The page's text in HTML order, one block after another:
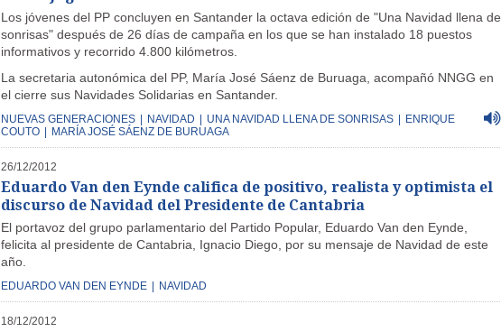
Los jóvenes del PP concluyen en Santander la octava edición de "Una Navidad llena de
sonrisas" después de 26 días de campaña en los que se han instalado 18 puestos
informativos y recorrido 4.800 kilómetros.
La secretaria autonómica del PP, María José Sáenz de Buruaga, acompañó NNGG en
el cierre sus Navidades Solidarias en Santander.
NUEVAS GENERACIONES NAVIDAD UNA NAVIDAD LLENA DE SONRISAS
ENRIQUE
COUTO
MARÍA JOSÉ SÁENZ DE BURUAGA
26/12/2012
Eduardo Van den Eynde califica de positivo, realista y optimista el
discurso de Navidad del Presidente de Cantabria
El portavoz del grupo parlamentario del Partido Popular, Eduardo Van den Eynde,
felicita al presidente de Cantabria, Ignacio Diego, por su mensaje de Navidad de este
año.
EDUARDO VAN DEN EYNDE NAVIDAD
18/12/2012